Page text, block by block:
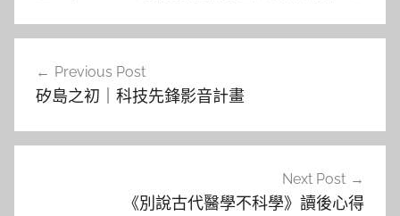
章
覽
Previous Post
矽島之初｜科技先鋒影音計畫
Next Post
《別說古代醫學不科學》讀後心得